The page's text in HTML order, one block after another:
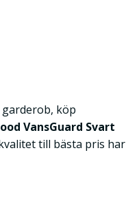
köp
VansGuard Svart
till bästa pris har